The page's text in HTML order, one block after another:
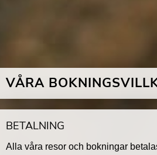
VÅRA
BETALNING
Alla våra resor och bokningar